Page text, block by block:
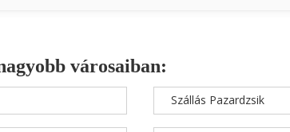
városaiban:
Szállás Pazardzsik